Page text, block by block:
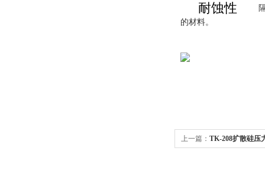
耐蚀性
的材料。
上一篇： TK-208扩散硅压